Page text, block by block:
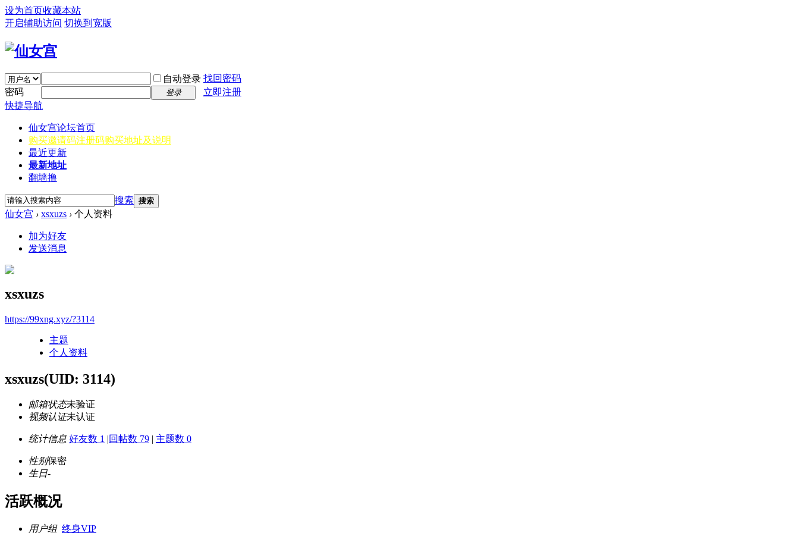
设为首页收藏本站
开启辅助访问 切换到宽版
自动登录 找回密码
密码
登录
立即注册
快捷导航
仙女宫论坛首页
购买邀请码注册码购买地址及说明
最近更新
最新地址
翻墙撸
搜索 搜索
仙女宫 › xsxuzs › 个人资料
加为好友
发送消息
xsxuzs
https://99xng.xyz/?3114
主题
个人资料
xsxuzs(UID: 3114)
邮箱状态未验证
视频认证未认证
统计信息 好友数 1 |回帖数 79 | 主题数 0
性别保密
生日-
活跃概况
用户组 终身VIP